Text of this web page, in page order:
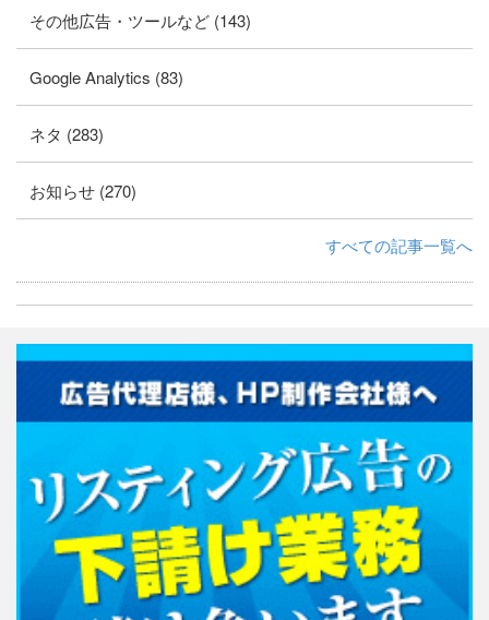
その他広告・ツールなど (143)
Google Analytics (83)
ネタ (283)
お知らせ (270)
すべての記事一覧へ